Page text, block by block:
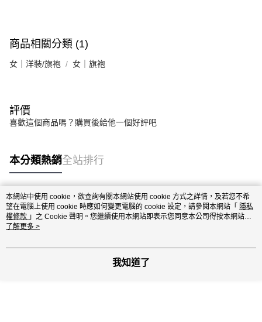
商品相關分類 (1)
女｜洋裝/旗袍 女｜旗袍
評價
喜歡這個商品嗎？購買後給他一個好評吧
本分類熱銷全站排行
熱門標籤
本網站中使用 cookie，欲查詢有關本網站使用 cookie 方式之詳情，及若您不希
望在電腦上使用 cookie 時應如何變更電腦的 cookie 設定，請參閱本網站「 隱私
權條款 」之 Cookie 聲明。您繼續使用本網站即表示您同意本公司得按本網站使
用條款之 Cookie 聲明使用 cookie。
了解更多 >
我知道了